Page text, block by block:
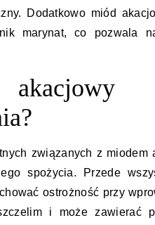
Dodatkowo miód
marynat, co pozwala
związanych z miodem
spożycia. Przede
ostrożność przy
i może zawierać